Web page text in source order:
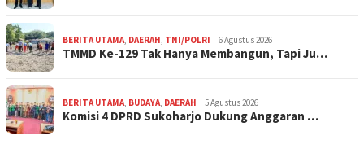
BERITA UTAMA, DAERAH, TNI/POLRI 6 Agustus 2026
TMMD Ke-129 Tak Hanya Membangun, Tapi Ju…
BERITA UTAMA, BUDAYA, DAERAH 5 Agustus 2026
Komisi 4 DPRD Sukoharjo Dukung Anggaran …